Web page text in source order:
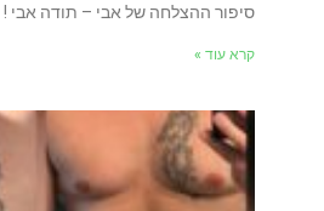
סיפור ההצלחה של אבי – תודה אבי !
קרא עוד »